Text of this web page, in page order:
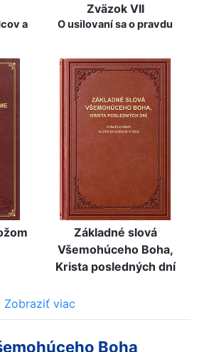
a
Zväzok VII
O usilovaní sa o pravdu
Základné slová
Všemohúceho Boha,
Krista posledných dní
Zobraziť viac
Boha